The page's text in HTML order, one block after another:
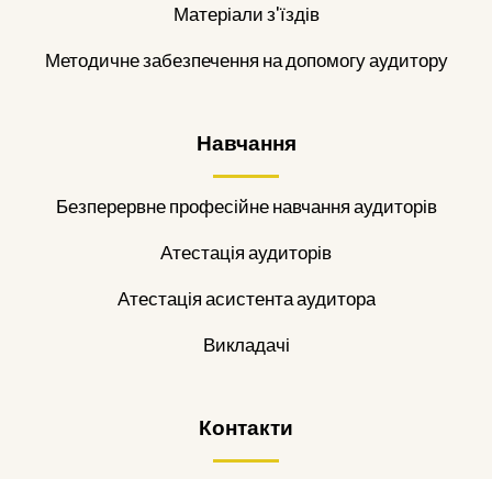
Матеріали з'їздів
Методичне забезпечення на допомогу аудитору
Навчання
Безперервне професійне навчання аудиторів
Атестація аудиторів
Атестація асистента аудитора
Викладачі
Контакти